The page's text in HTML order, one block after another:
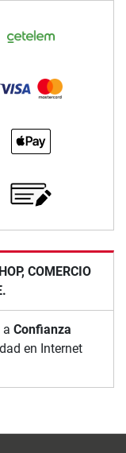
COMERCIO
a Confianza
en Internet